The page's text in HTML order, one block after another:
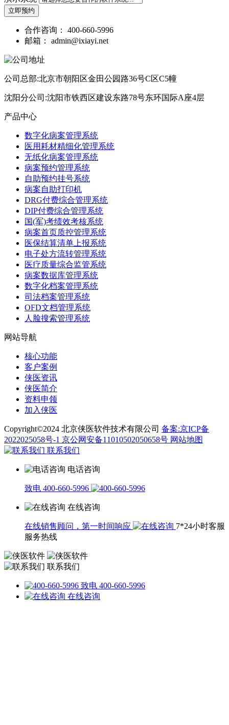
立即预约
合作咨询： 400-660-5996
邮箱： admin@ixiayi.net
公司总部:北京市朝阳区金田公园路36号C区C5幢
沈阳分公司:沈阳市铁西区建设东路78号东环国际A座4层
产品中心
数字化病案管理系统
医用耗材精细化管理系统
无纸化病案管理系统
病案预约管理系统
自助预约挂号系统
病案自助打印机
DRG付费综合管理系统
DIP付费综合管理系统
国(军)考绩效考核系统
病案首页质控管理系统
医保结算清单上报系统
电子处方流转管理系统
医疗质量综合监管系统
病案数据库管理系统
数字化档案管理系统
司法档案管理系统
OFD文档管理系统
人脸搜索管理系统
网站导航
核心功能
客户案例
侠医资讯
侠医简介
资料申领
加入侠医
Copyright©2024 北京侠医软件技术有限公司 备案:京ICP备
2022025058号-1 京公网安备11010502050658号 网站地图
联系我们
电话咨询
致电 400-660-5996
在线咨询
在线销售顾问，第一时间响应
7*24小时客服
服务热线
联系我们
致电 400-660-5996
在线咨询